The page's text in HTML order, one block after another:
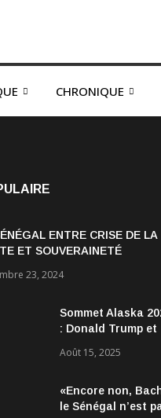
CHRONIQUE
ENTRE CRISE DE LA
ET SOUVERAINETÉ
23, 2024
Sommet Alaska
: Donald Trump et
Aucun accord
discussions
très
Août 15, 2025
«Encore non,
le Sénégal n’est